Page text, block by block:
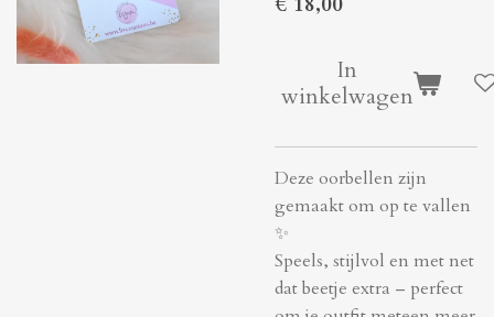
In
winkelwagen
Deze oorbellen zijn
gemaakt om op te vallen
✨
Speels, stijlvol en met net
dat beetje extra – perfect